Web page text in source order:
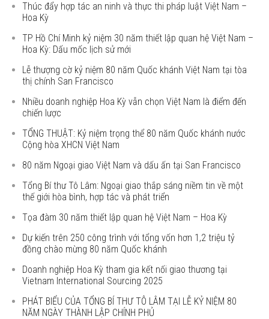
Thúc đẩy hợp tác an ninh và thực thi pháp luật Việt Nam –
Hoa Kỳ
TP Hồ Chí Minh kỷ niệm 30 năm thiết lập quan hệ Việt Nam –
Hoa Kỳ: Dấu mốc lịch sử mới
Lễ thượng cờ kỷ niệm 80 năm Quốc khánh Việt Nam tại tòa
thị chính San Francisco
Nhiều doanh nghiệp Hoa Kỳ vẫn chọn Việt Nam là điểm đến
chiến lược
TỔNG THUẬT: Kỷ niệm trọng thể 80 năm Quốc khánh nước
Cộng hòa XHCN Việt Nam
80 năm Ngoại giao Việt Nam và dấu ấn tại San Francisco
Tổng Bí thư Tô Lâm: Ngoại giao thắp sáng niềm tin về một
thế giới hòa bình, hợp tác và phát triển
Tọa đàm 30 năm thiết lập quan hệ Việt Nam – Hoa Kỳ
Dự kiến trên 250 công trình với tổng vốn hơn 1,2 triệu tỷ
đồng chào mừng 80 năm Quốc khánh
Doanh nghiệp Hoa Kỳ tham gia kết nối giao thương tại
Vietnam International Sourcing 2025
PHÁT BIỂU CỦA TỔNG BÍ THƯ TÔ LÂM TẠI LỄ KỶ NIỆM 80
NĂM NGÀY THÀNH LẬP CHÍNH PHỦ